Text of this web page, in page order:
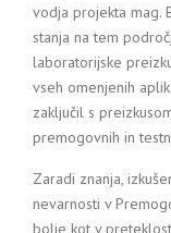
vodja projekta mag.
stanja na tem
laboratorijske
vseh omenjenih
zaključil s
premogovnih in
Zaradi znanja,
nevarnosti v
bolje kot v